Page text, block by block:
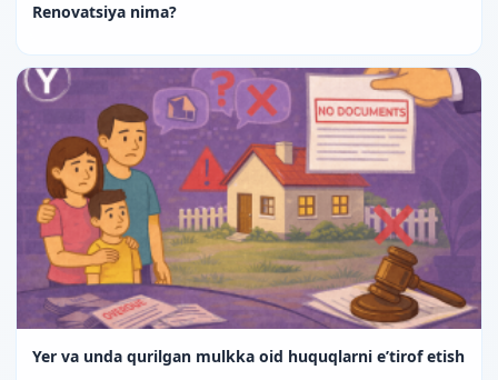
Renovatsiya nima?
Yer va unda qurilgan mulkka oid huquqlarni e’tirof etish